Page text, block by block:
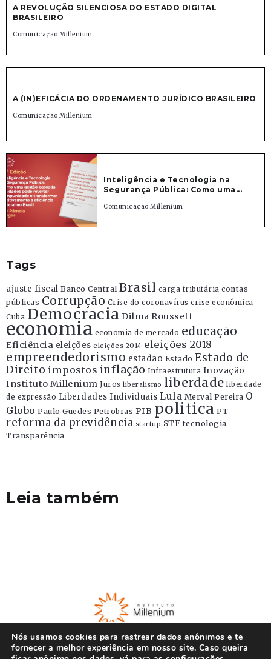
A REVOLUÇÃO SILENCIOSA DO ESTADO DIGITAL
BRASILEIRO
Comunicação Millenium
A (IN)EFICÁCIA DO ORDENAMENTO JURÍDICO BRASILEIRO
Comunicação Millenium
Inteligência e Tecnologia na
Segurança Pública: Como uma...
Comunicação Millenium
Tags
ajuste fiscal Banco Central Brasil carga tributária contas
públicas Corrupção Crise do coronavírus crise econômica
Cuba Democracia Dilma Rousseff
economia economia de mercado educação
Eficiência eleições eleições 2014 eleições 2018
empreendedorismo estadao Estado Estado de
Direito impostos inflação Infraestrutura Inovação
Instituto Millenium Juros liberalismo liberdade liberdade
de expressão Liberdades Individuais Lula Merval Pereira O
Globo Paulo Guedes Petrobras PIB politica PT
reforma da previdência startup STF tecnologia
Transparência
Leia também
Nós usamos cookies para rastrear dados anônimos e te
fornecer a melhor experiência em nosso site. Caso queira